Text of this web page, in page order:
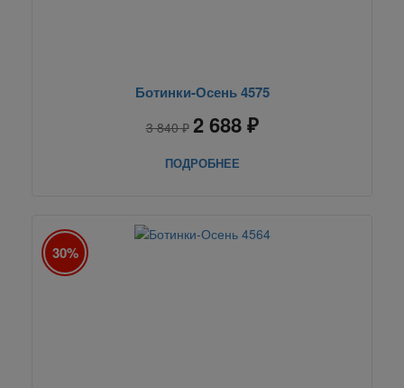
Ботинки-Осень 4575
3 840 ₽ 2 688 ₽
ПОДРОБНЕЕ
30%